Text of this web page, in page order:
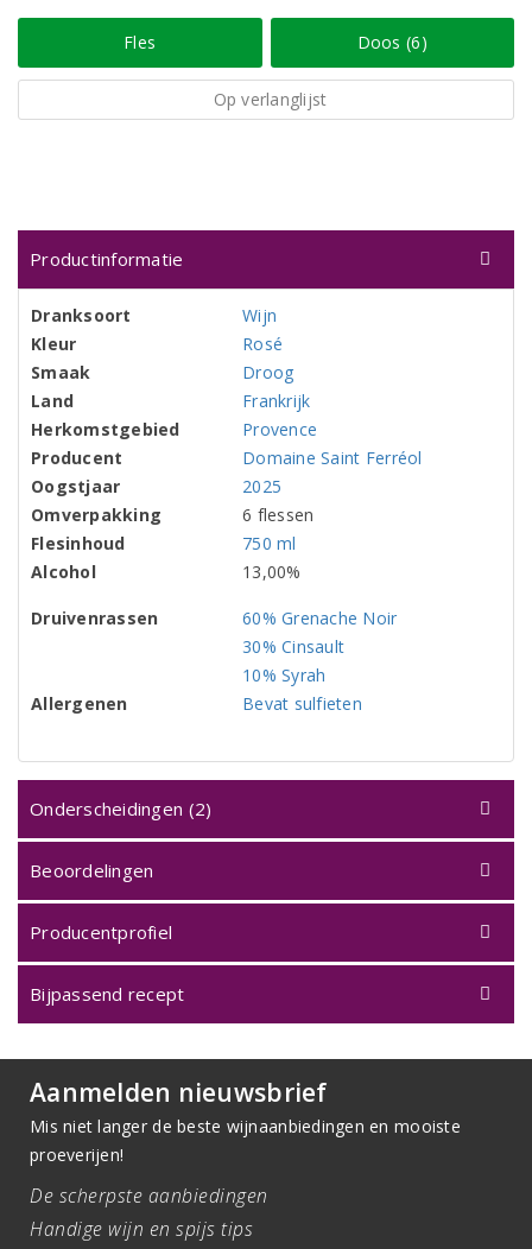
Fles Doos (6)
Op verlanglijst
Productinformatie
Dranksoort
Wijn
Kleur
Rosé
Smaak
Droog
Land
Frankrijk
Herkomstgebied
Provence
Producent
Domaine Saint Ferréol
Oogstjaar
2025
Omverpakking
6 flessen
Flesinhoud
750 ml
Alcohol
13,00%
Druivenrassen
60% Grenache Noir
30% Cinsault
10% Syrah
Allergenen
Bevat sulfieten
Onderscheidingen (2)
Beoordelingen
Producentprofiel
Bijpassend recept
Aanmelden nieuwsbrief
Mis niet langer de beste wijnaanbiedingen en mooiste
proeverijen!
De scherpste aanbiedingen
Handige wijn en spijs tips